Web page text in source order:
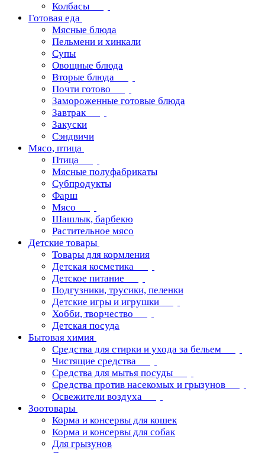
Колбасы
Готовая еда
Мясные блюда
Пельмени и хинкали
Супы
Овощные блюда
Вторые блюда
Почти готово
Замороженные готовые блюда
Завтрак
Закуски
Сэндвичи
Мясо, птица
Птица
Мясные полуфабрикаты
Субпродукты
Фарш
Мясо
Шашлык, барбекю
Растительное мясо
Детские товары
Товары для кормления
Детская косметика
Детское питание
Подгузники, трусики, пеленки
Детские игры и игрушки
Хобби, творчество
Детская посуда
Бытовая химия
Средства для стирки и ухода за бельем
Чистящие средства
Средства для мытья посуды
Средства против насекомых и грызунов
Освежители воздуха
Зоотовары
Корма и консервы для кошек
Корма и консервы для собак
Для грызунов